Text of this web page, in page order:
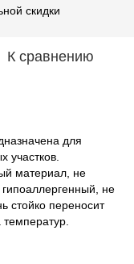
скидки
К сравнению
для
материал, не
гипоаллергенный, не
стойко переносит